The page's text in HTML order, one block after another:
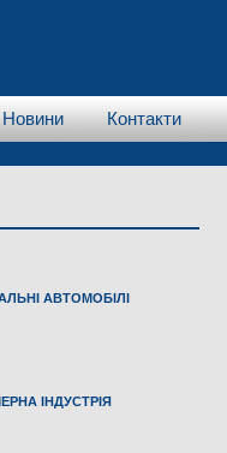
Новини Контакти
АВТОМОБІЛІ
ІНДУСТРІЯ